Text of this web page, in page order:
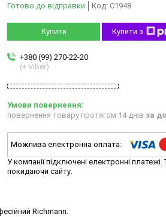
Готово до відправки Код: C1948
Купити Купити з
+380 (99) 270-22-20
(+ Viber)
повернення товару протягом 14 днів за
У компанії підключені електронні
покидаючи сайту.
Richmann.